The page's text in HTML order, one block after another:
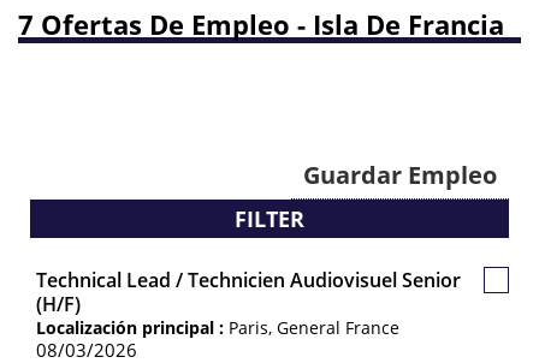
7 Ofertas De Empleo - Isla De Francia
Guardar Empleo
FILTER
Technical Lead / Technicien Audiovisuel Senior
(H/F)
Localización principal : Paris, General France
08/03/2026